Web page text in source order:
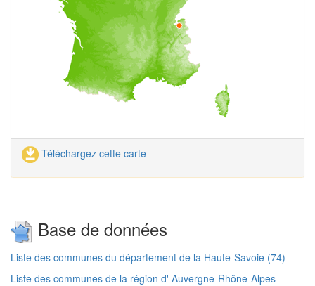
Téléchargez cette carte
Base de données
Liste des communes du département de la Haute-Savoie (74)
Liste des communes de la région d' Auvergne-Rhône-Alpes